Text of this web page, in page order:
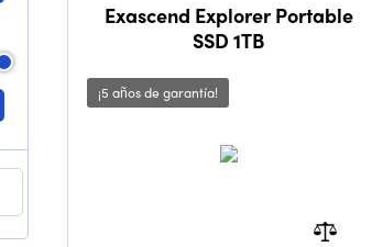
Exascend Explorer Portable
SSD 1TB
¡5 años de garantía!